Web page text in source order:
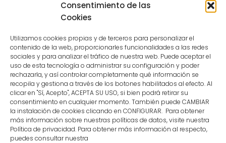
Consentimiento de las
Cookies
Utilizamos cookies propias y de terceros para personalizar el
contenido de la web, proporcionarles funcionalidades a las redes
sociales y para analizar el tráfico de nuestra web. Puede aceptar el
uso de esta tecnología o administrar su configuración y poder
rechazarla, y así controlar completamente qué información se
recopila y gestiona a través de los botones habilitados al efecto. Al
clicar en "Sí, Acepto", ACEPTA SU USO, si bien podrá retirar su
consentimiento en cualquier momento. También puede CAMBIAR
la instalación de cookies clicando en CONFIGURAR. Para obtener
más información sobre nuestras políticas de datos, visite nuestra
Política de privacidad. Para obtener más información al respecto,
puedes consultar nuestra
CONTACTO
MENÚ PRINCIPAL
MI CUENTA